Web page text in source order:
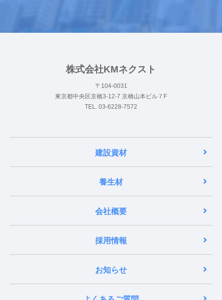
株式会社KMネクスト
〒104-0031
東京都中央区京橋3-12-7 京橋山本ビル７F
TEL. 03-6228-7572
建設資材
養生材
会社概要
採用情報
お知らせ